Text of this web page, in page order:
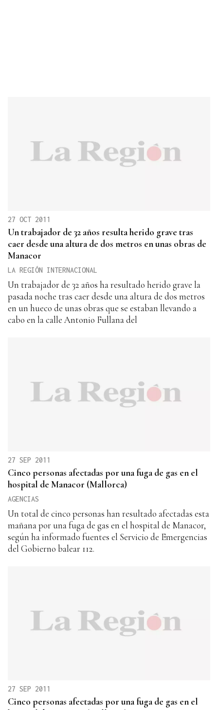
27 OCT 2011
Un trabajador de 32 años resulta herido grave tras
caer desde una altura de dos metros en unas obras de
Manacor
LA REGIÓN INTERNACIONAL
Un trabajador de 32 años ha resultado herido grave la
pasada noche tras caer desde una altura de dos metros
en un hueco de unas obras que se estaban llevando a
cabo en la calle Antonio Fullana del
27 SEP 2011
Cinco personas afectadas por una fuga de gas en el
hospital de Manacor (Mallorca)
AGENCIAS
Un total de cinco personas han resultado afectadas esta
mañana por una fuga de gas en el hospital de Manacor,
según ha informado fuentes el Servicio de Emergencias
del Gobierno balear 112.
27 SEP 2011
Cinco personas afectadas por una fuga de gas en el